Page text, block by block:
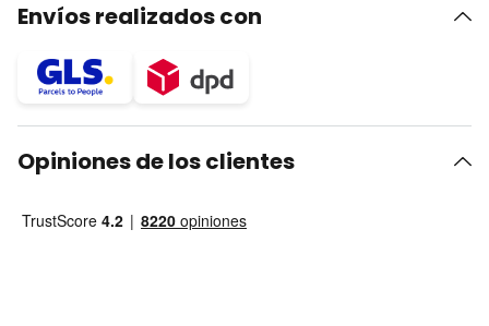
Envíos realizados con
Opiniones de los clientes